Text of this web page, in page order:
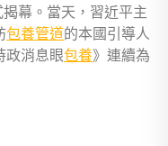
幕。當天，習近平主
包養管道的本國引導人
政消息眼包養》連續為